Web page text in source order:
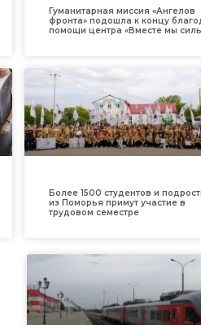
Гуманитарная миссия «Ангелов
фронта» подошла к концу
помощи центра «Вместе мы
Более 1500 студентов и
из Поморья примут участие в
трудовом семестре